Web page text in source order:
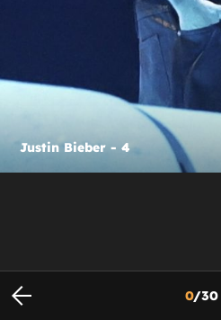
Justin Bieber - 4
0/30